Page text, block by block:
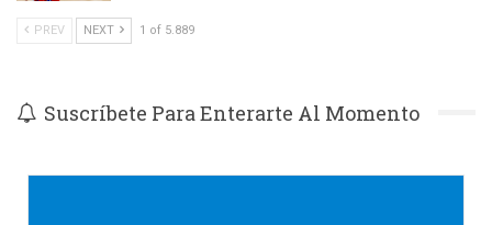
PREV NEXT 1 of 5.889
Suscríbete Para Enterarte Al Momento